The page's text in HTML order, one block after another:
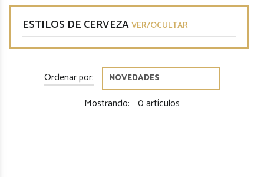
ESTILOS DE CERVEZAVER/OCULTAR
Ordenar por:
Mostrando: 0 artículos